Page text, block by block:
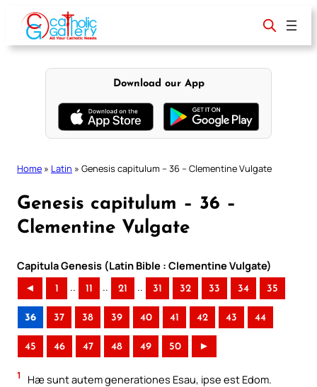
content
Download our App
Home » Latin » Genesis capitulum – 36 – Clementine Vulgate
Genesis capitulum – 36 –
Clementine Vulgate
Capitula Genesis (Latin Bible : Clementine Vulgate)
◄ 1 .. 11 .. 21 .. 31 32 33 34 35
36 37 38 39 40 41 42 43 44
45 46 47 48 49 50 ►
1 Hæ sunt autem generationes Esau, ipse est Edom.